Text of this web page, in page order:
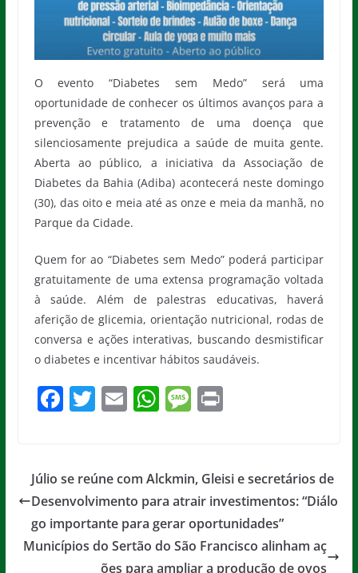
O evento “Diabetes sem Medo” será uma
oportunidade de conhecer os últimos avanços para a
prevenção e tratamento de uma doença que
silenciosamente prejudica a saúde de muita gente.
Aberta ao público, a iniciativa da Associação de
Diabetes da Bahia (Adiba) acontecerá neste domingo
(30), das oito e meia até as onze e meia da manhã, no
Parque da Cidade.
Quem for ao “Diabetes sem Medo” poderá participar
gratuitamente de uma extensa programação voltada
à saúde. Além de palestras educativas, haverá
aferição de glicemia, orientação nutricional, rodas de
conversa e ações interativas, buscando desmistificar
o diabetes e incentivar hábitos saudáveis.
F
e
b
o
o
T
er
E
l
W
s
A
p
p
M
a
g
e
Pr
Júlio se reúne com Alckmin, Gleisi e secretários de
Desenvolvimento para atrair investimentos: “Diálo
go importante para gerar oportunidades”
Municípios do Sertão do São Francisco alinham aç
ões para ampliar a produção de ovos